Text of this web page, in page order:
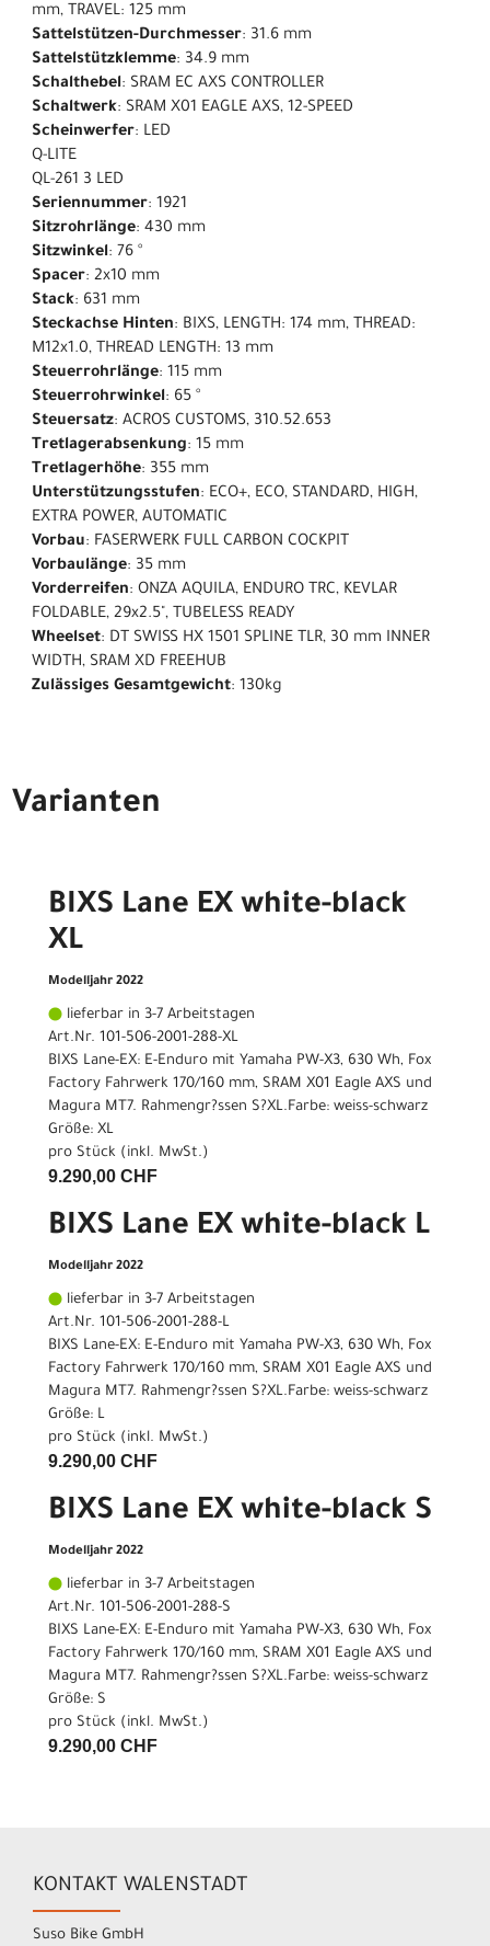
mm, TRAVEL: 125 mm
Sattelstützen-Durchmesser: 31.6 mm
Sattelstützklemme: 34.9 mm
Schalthebel: SRAM EC AXS CONTROLLER
Schaltwerk: SRAM X01 EAGLE AXS, 12-SPEED
Scheinwerfer: LED
Q-LITE
QL-261 3 LED
Seriennummer: 1921
Sitzrohrlänge: 430 mm
Sitzwinkel: 76 °
Spacer: 2x10 mm
Stack: 631 mm
Steckachse Hinten: BIXS, LENGTH: 174 mm, THREAD:
M12x1.0, THREAD LENGTH: 13 mm
Steuerrohrlänge: 115 mm
Steuerrohrwinkel: 65 °
Steuersatz: ACROS CUSTOMS, 310.52.653
Tretlagerabsenkung: 15 mm
Tretlagerhöhe: 355 mm
Unterstützungsstufen: ECO+, ECO, STANDARD, HIGH,
EXTRA POWER, AUTOMATIC
Vorbau: FASERWERK FULL CARBON COCKPIT
Vorbaulänge: 35 mm
Vorderreifen: ONZA AQUILA, ENDURO TRC, KEVLAR
FOLDABLE, 29x2.5", TUBELESS READY
Wheelset: DT SWISS HX 1501 SPLINE TLR, 30 mm INNER
WIDTH, SRAM XD FREEHUB
Zulässiges Gesamtgewicht: 130kg
Varianten
BIXS Lane EX white-black
XL
Modelljahr 2022
lieferbar in 3-7 Arbeitstagen
Art.Nr. 101-506-2001-288-XL
BIXS Lane-EX: E-Enduro mit Yamaha PW-X3, 630 Wh, Fox
Factory Fahrwerk 170/160 mm, SRAM X01 Eagle AXS und
Magura MT7. Rahmengr?ssen S?XL.Farbe: weiss-schwarz
Größe: XL
pro Stück (inkl. MwSt.)
9.290,00 CHF
BIXS Lane EX white-black L
Modelljahr 2022
lieferbar in 3-7 Arbeitstagen
Art.Nr. 101-506-2001-288-L
BIXS Lane-EX: E-Enduro mit Yamaha PW-X3, 630 Wh, Fox
Factory Fahrwerk 170/160 mm, SRAM X01 Eagle AXS und
Magura MT7. Rahmengr?ssen S?XL.Farbe: weiss-schwarz
Größe: L
pro Stück (inkl. MwSt.)
9.290,00 CHF
BIXS Lane EX white-black S
Modelljahr 2022
lieferbar in 3-7 Arbeitstagen
Art.Nr. 101-506-2001-288-S
BIXS Lane-EX: E-Enduro mit Yamaha PW-X3, 630 Wh, Fox
Factory Fahrwerk 170/160 mm, SRAM X01 Eagle AXS und
Magura MT7. Rahmengr?ssen S?XL.Farbe: weiss-schwarz
Größe: S
pro Stück (inkl. MwSt.)
9.290,00 CHF
KONTAKT WALENSTADT
Suso Bike GmbH